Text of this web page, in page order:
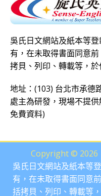
吳氏日文網站及紙本等
有，在未取得書面同意
拷貝、列印、轉載等，於
地址：(103) 台北市承德
處主為研發，現場不提
免費資料)
Copyright © 2026
吳氏日文網站及紙本等
有，在未取得書面同意
括拷貝、列印、轉載等